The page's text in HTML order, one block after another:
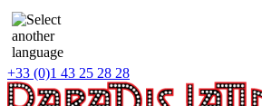
+33 (0)1 43 25 28 28